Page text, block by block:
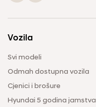
Vozila
Svi modeli
Odmah dostupna vozila
Cjenici i brošure
Hyundai 5 godina jamstva